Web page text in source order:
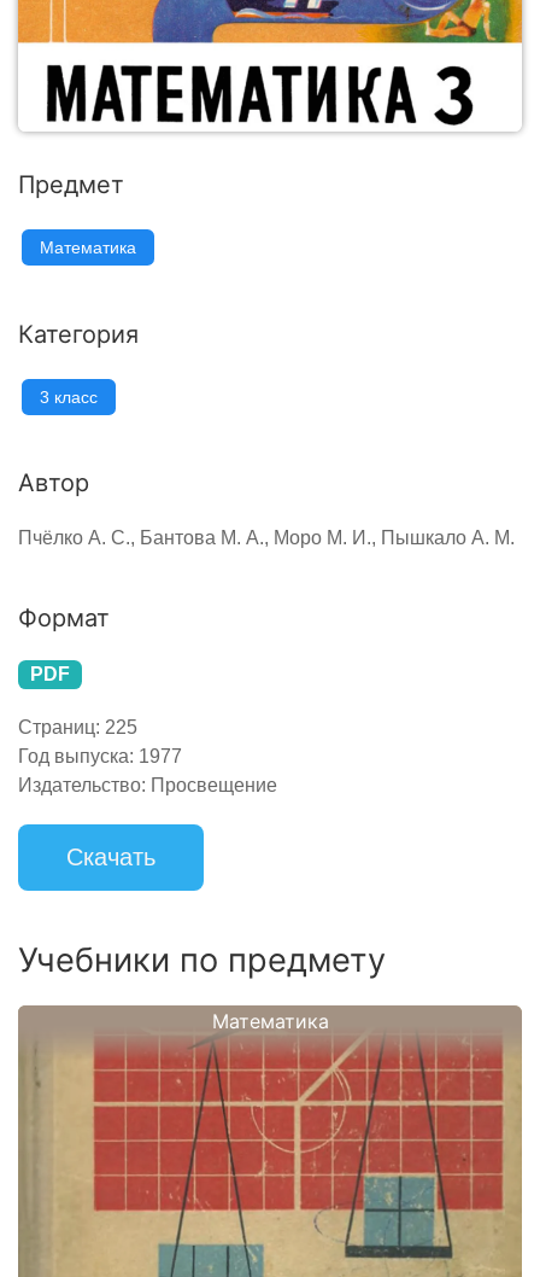
Предмет
Математика
Категория
3 класс
Автор
Пчёлко А. С., Бантова М. А., Моро М. И., Пышкало А. М.
Формат
PDF
Страниц: 225
Год выпуска: 1977
Издательство: Просвещение
Скачать
Учебники по предмету
Математика